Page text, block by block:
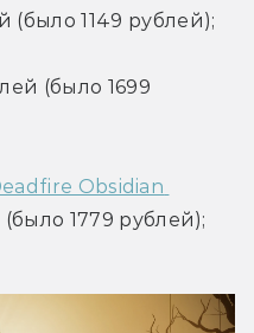
(было 1149 рублей);
(было 1699
Obsidian
1779 рублей);